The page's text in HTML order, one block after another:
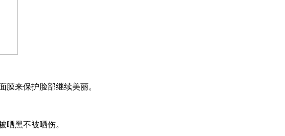
来保护脸部继续美丽。
晒黑不被晒伤。